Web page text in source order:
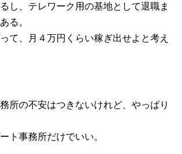
し、テレワーク用の基地として退職ま
る。
て、月４万円くらい稼ぎ出せよと考え
所の不安はつきないけれど、やっぱり
ト事務所だけでいい。